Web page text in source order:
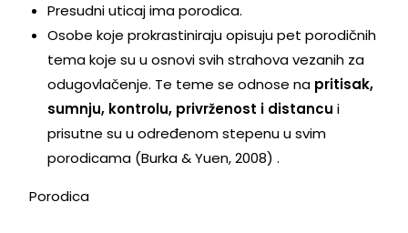
Presudni uticaj ima porodica.
Osobe koje prokrastiniraju opisuju pet porodičnih
tema koje su u osnovi svih strahova vezanih za
odugovlačenje. Te teme se odnose na pritisak,
sumnju, kontrolu, privrženost i distancu i
prisutne su u određenom stepenu u svim
porodicama (Burka & Yuen, 2008) .
Porodica